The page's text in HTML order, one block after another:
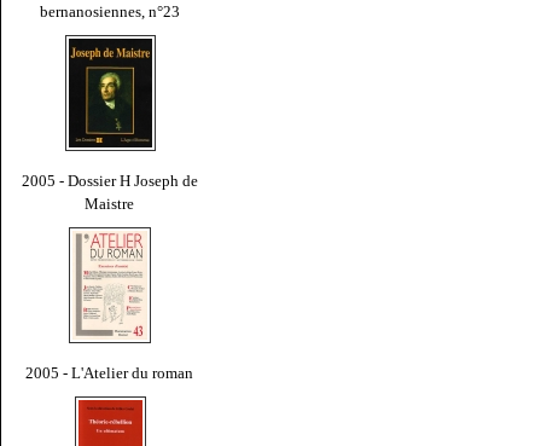
bernanosiennes, n°23
2005 - Dossier H Joseph de
Maistre
2005 - L'Atelier du roman